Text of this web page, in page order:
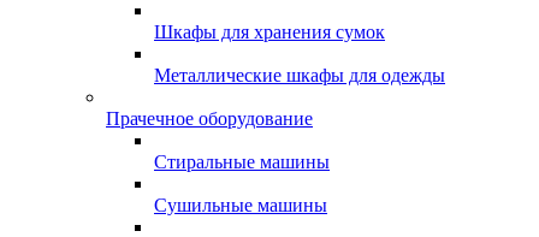
Шкафы для хранения сумок
Металлические шкафы для одежды
Прачечное оборудование
Стиральные машины
Сушильные машины